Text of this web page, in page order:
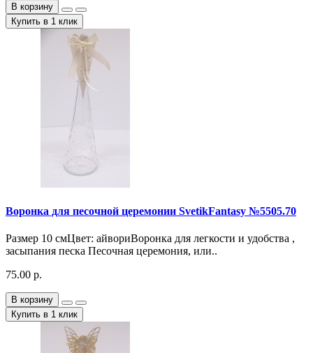
В корзину
Купить в 1 клик
Воронка для песочной церемонии SvetikFantasy №5505.70
Размер 10 смЦвет: айвориВоронка для легкости и удобства ,
засыпания песка Песочная церемония, или..
75.00 р.
В корзину
Купить в 1 клик